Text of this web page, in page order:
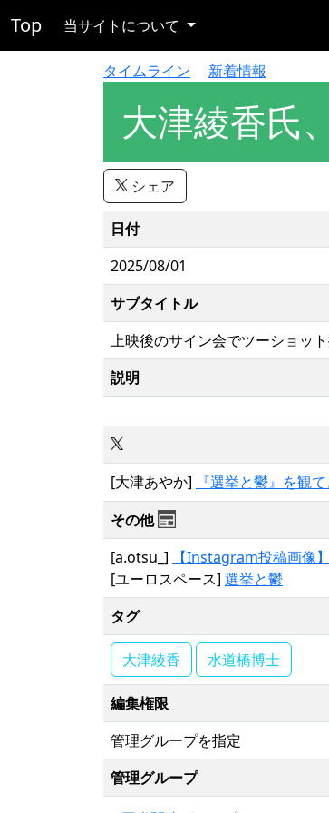
Top 当サイトについて
タイムライン 新着情報
大津綾香氏
シェア
日付
2025/08/01
サブタイトル
上映後のサイン会でツーショッ
説明
[大津あやか]
『選挙と鬱』を観
その他
[a.otsu_]
【Instagram投稿画像
[ユーロスペース] 選挙と鬱
タグ
大津綾香 水道橋博士
編集権限
管理グループを指定
管理グループ